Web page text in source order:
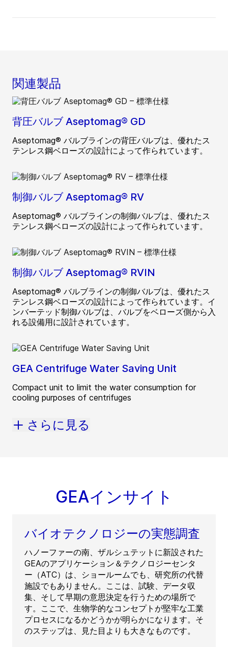
関連製品
背圧バルブ Aseptomag® GD
Aseptomag® バルブラインの背圧バルブは、優れたス
テンレス鋼ベローズの設計によって作られています。
制御バルブ Aseptomag® RV
Aseptomag® バルブラインの制御バルブは、優れたス
テンレス鋼ベローズの設計によって作られています。
制御バルブ Aseptomag® RVIN
Aseptomag® バルブラインの制御バルブは、優れたス
テンレス鋼ベローズの設計によって作られています。イ
ンバーテッド制御バルブは、バルブをベローズ側から入
れる設備用に設計されています。
GEA Centrifuge Water Saving Unit
Compact unit to limit the water consumption for
cooling purposes of centrifuges
さらに見る
GEAインサイト
バイオテクノロジーの実態調査
ハノーファーの南、ザルシュテットに新設された
GEAのアプリケーション＆テクノロジーセンタ
ー（ATC）は、ショールームでも、研究所の代替
施設でもありません。ここは、試験、データ収
集、そして早期の意思決定を行うための場所で
す。ここで、生物学的なコンセプトが堅牢な工業
プロセスになるかどうかが明らかになります。そ
のステップは、見た目よりも大きなものです。